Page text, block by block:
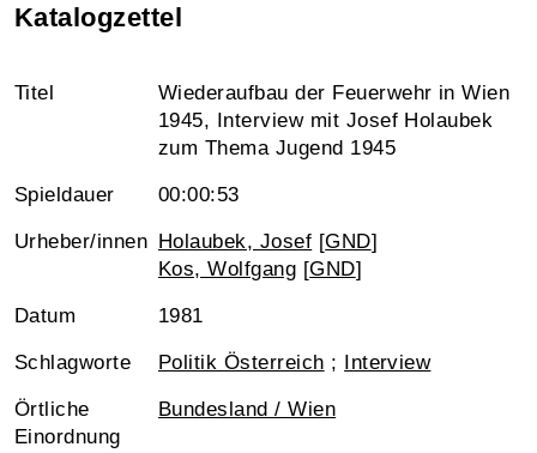
Katalogzettel
Titel
Wiederaufbau der Feuerwehr in Wien
1945, Interview mit Josef Holaubek
zum Thema Jugend 1945
Spieldauer 00:00:53
Urheber/innen Holaubek, Josef [GND]
Kos, Wolfgang [GND]
Datum 1981
Schlagworte Politik Österreich ; Interview
Örtliche
Einordnung
Bundesland / Wien